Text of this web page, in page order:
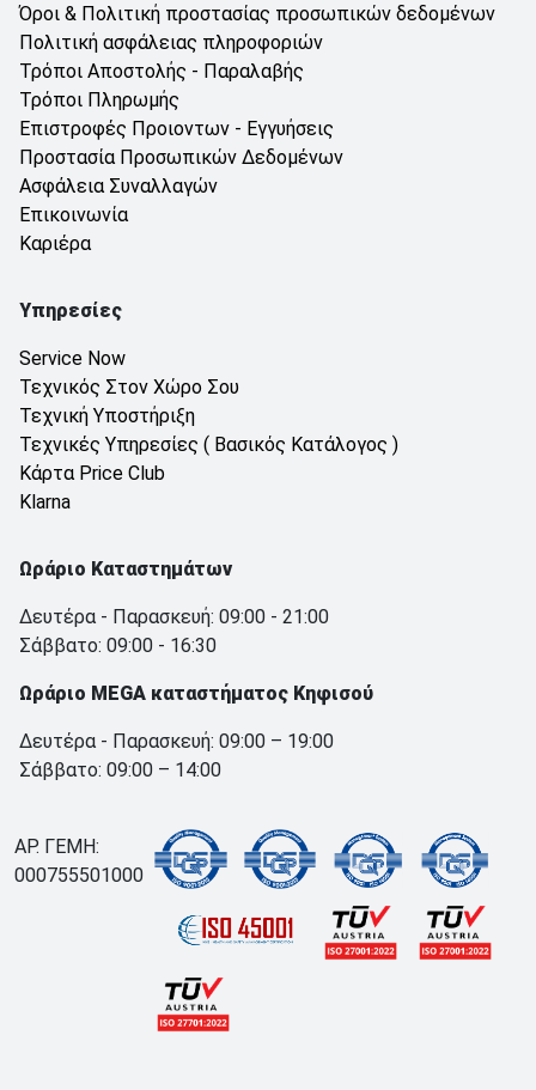
Όροι & Πολιτική προστασίας προσωπικών δεδομένων
Πολιτική ασφάλειας πληροφοριών
Τρόποι Αποστολής - Παραλαβής
Τρόποι Πληρωμής
Επιστροφές Προιοντων - Εγγυήσεις
Προστασία Προσωπικών Δεδομένων
Ασφάλεια Συναλλαγών
Επικοινωνία
Καριέρα
Υπηρεσίες
Service Now
Τεχνικός Στον Χώρο Σου
Τεχνική Υποστήριξη
Τεχνικές Υπηρεσίες ( Βασικός Κατάλογος )
Κάρτα Price Club
Klarna
Ωράριο Καταστημάτων
Δευτέρα - Παρασκευή: 09:00 - 21:00
Σάββατο: 09:00 - 16:30
Ωράριο MEGA καταστήματος Κηφισού
Δευτέρα - Παρασκευή: 09:00 – 19:00
Σάββατο: 09:00 – 14:00
ΑΡ. ΓΕΜΗ:
000755501000